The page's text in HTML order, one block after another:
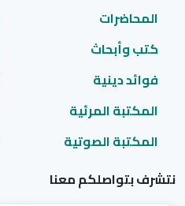
المحاضرات
كتب وأبحاث
فوائد دينية
المكتبة المرئية
المكتبة الصوتية
نتشرف بتواصلكم معنا